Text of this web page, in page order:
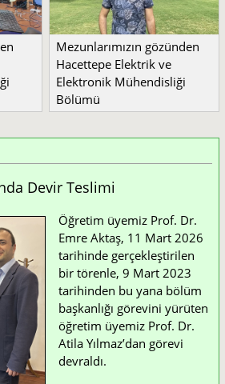
Mezunlarımızın gözünden
Hacettepe Elektrik ve
Elektronik Mühendisliği
Bölümü
Devir Teslimi
Öğretim üyemiz Prof. Dr.
Emre Aktaş, 11 Mart 2026
tarihinde gerçekleştirilen
bir törenle, 9 Mart 2023
tarihinden bu yana bölüm
başkanlığı görevini yürüten
öğretim üyemiz Prof. Dr.
Atila Yılmaz’dan görevi
devraldı.